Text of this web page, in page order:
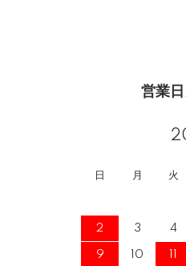
営業
日 月 火
2 3 4
9 10